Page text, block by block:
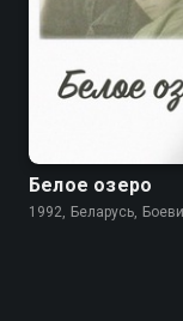
Белое озеро
1992, Беларусь,